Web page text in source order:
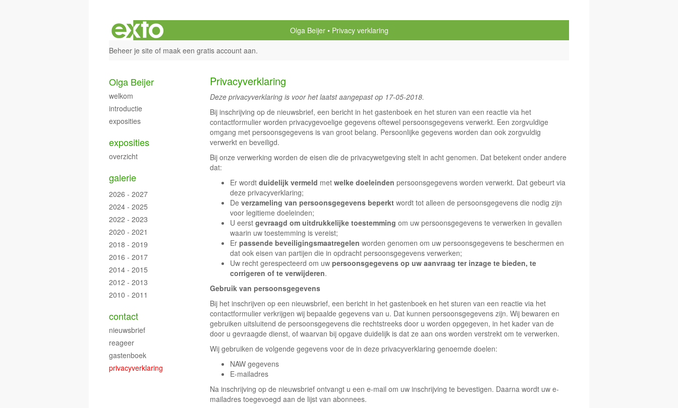
Olga Beijer
Privacy verklaring
Beheer je site of maak een gratis account aan.
Privacyverklaring
Deze privacyverklaring is voor het laatst aangepast op 17-05-2018.
Bij inschrijving op de nieuwsbrief, een bericht in het gastenboek en het sturen van een reactie via het
contactformulier worden privacygevoelige gegevens oftewel persoonsgegevens verwerkt. Een zorgvuldige
omgang met persoonsgegevens is van groot belang. Persoonlijke gegevens worden dan ook zorgvuldig
verwerkt en beveiligd.
Bij onze verwerking worden de eisen die de privacywetgeving stelt in acht genomen. Dat betekent onder andere
dat:
Er wordt duidelijk vermeld met welke doeleinden persoonsgegevens worden verwerkt. Dat gebeurt via
deze privacyverklaring;
De verzameling van persoonsgegevens beperkt wordt tot alleen de persoonsgegevens die nodig zijn
voor legitieme doeleinden;
U eerst gevraagd om uitdrukkelijke toestemming om uw persoonsgegevens te verwerken in gevallen
waarin uw toestemming is vereist;
Er passende beveiligingsmaatregelen worden genomen om uw persoonsgegevens te beschermen en
dat ook eisen van partijen die in opdracht persoonsgegevens verwerken;
Uw recht gerespecteerd om uw persoonsgegevens op uw aanvraag ter inzage te bieden, te
corrigeren of te verwijderen.
Gebruik van persoonsgegevens
Bij het inschrijven op een nieuwsbrief, een bericht in het gastenboek en het sturen van een reactie via het
contactformulier verkrijgen wij bepaalde gegevens van u. Dat kunnen persoonsgegevens zijn. Wij bewaren en
gebruiken uitsluitend de persoonsgegevens die rechtstreeks door u worden opgegeven, in het kader van de
door u gevraagde dienst, of waarvan bij opgave duidelijk is dat ze aan ons worden verstrekt om te verwerken.
Wij gebruiken de volgende gegevens voor de in deze privacyverklaring genoemde doelen:
NAW gegevens
E-mailadres
Na inschrijving op de nieuwsbrief ontvangt u een e-mail om uw inschrijving te bevestigen. Daarna wordt uw e-
mailadres toegevoegd aan de lijst van abonnees.
Olga Beijer
welkom
introductie
exposities
exposities
overzicht
galerie
2026 - 2027
2024 - 2025
2022 - 2023
2020 - 2021
2018 - 2019
2016 - 2017
2014 - 2015
2012 - 2013
2010 - 2011
contact
nieuwsbrief
reageer
gastenboek
privacyverklaring